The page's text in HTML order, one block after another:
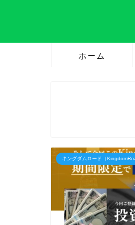
ホーム
キングダムロード（